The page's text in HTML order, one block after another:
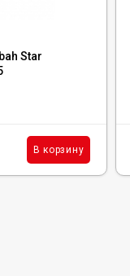
Star
В корзину